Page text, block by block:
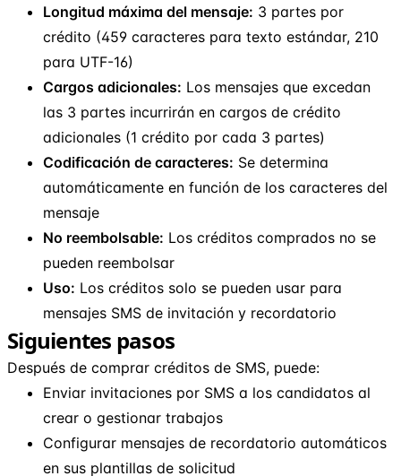
Longitud máxima del mensaje: 3 partes por
crédito (459 caracteres para texto estándar, 210
para UTF-16)
Cargos adicionales: Los mensajes que excedan
las 3 partes incurrirán en cargos de crédito
adicionales (1 crédito por cada 3 partes)
Codificación de caracteres: Se determina
automáticamente en función de los caracteres del
mensaje
No reembolsable: Los créditos comprados no se
pueden reembolsar
Uso: Los créditos solo se pueden usar para
mensajes SMS de invitación y recordatorio
Siguientes pasos
Después de comprar créditos de SMS, puede:
Enviar invitaciones por SMS a los candidatos al
crear o gestionar trabajos
Configurar mensajes de recordatorio automáticos
en sus plantillas de solicitud